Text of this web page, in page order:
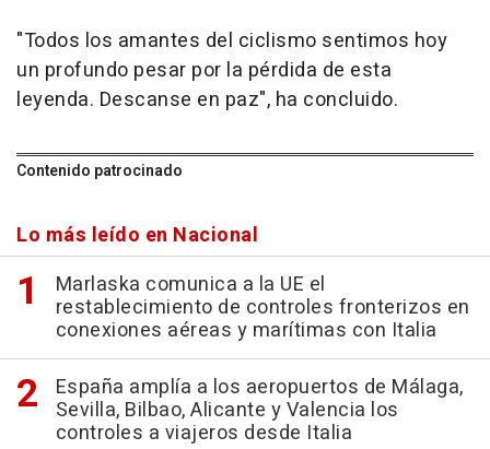
"Todos los amantes del ciclismo sentimos hoy
un profundo pesar por la pérdida de esta
leyenda. Descanse en paz", ha concluido.
Contenido patrocinado
Lo más leído en Nacional
Marlaska comunica a la UE el
restablecimiento de controles fronterizos en
conexiones aéreas y marítimas con Italia
España amplía a los aeropuertos de Málaga,
Sevilla, Bilbao, Alicante y Valencia los
controles a viajeros desde Italia